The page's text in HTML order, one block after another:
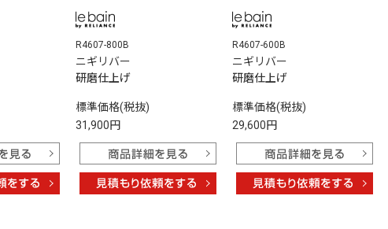
R4607-800B
ニギリバー
研磨仕上げ
標準価格(税抜)
31,900円
R4607-600B
ニギリバー
研磨仕上げ
標準価格(税抜)
29,600円